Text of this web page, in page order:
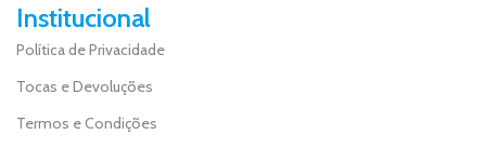
Institucional
Política de Privacidade
Tocas e Devoluções
Termos e Condições